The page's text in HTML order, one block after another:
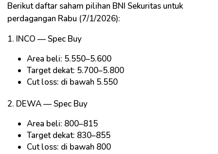
Berikut daftar saham pilihan BNI Sekuritas untuk
perdagangan Rabu (7/1/2026):
1. INCO — Spec Buy
Area beli: 5.550–5.600
Target dekat: 5.700–5.800
Cut loss: di bawah 5.550
2. DEWA — Spec Buy
Area beli: 800–815
Target dekat: 830–855
Cut loss: di bawah 800